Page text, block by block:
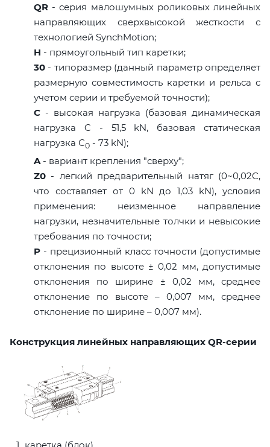
QR - серия малошумных роликовых линейных
направляющих сверхвысокой жесткости с
технологией SynchMotion;
H - прямоугольный тип каретки;
30 - типоразмер (данный параметр определяет
размерную совместимость каретки и рельса с
учетом серии и требуемой точности);
C - высокая нагрузка (базовая динамическая
нагрузка C - 51,5 kN, базовая статическая
нагрузка С0 - 73 kN);
A- вариант крепления "сверху";
Z0 - легкий предварительный натяг (0~0,02C,
что составляет от 0 kN до 1,03 kN), условия
применения: неизменное направление
нагрузки, незначительные толчки и невысокие
требования по точности;
P - прецизионный класс точности (допустимые
отклонения по высоте ± 0,02 мм, допустимые
отклонения по ширине ± 0,02 мм, среднее
отклонение по высоте – 0,007 мм, среднее
отклонение по ширине – 0,007 мм).
Конструкция линейных направляющих QR-серии